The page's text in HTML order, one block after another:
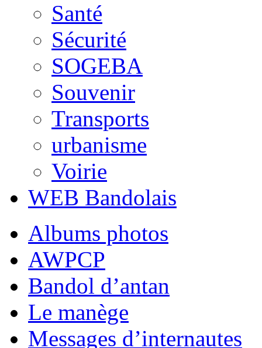
Santé
Sécurité
SOGEBA
Souvenir
Transports
urbanisme
Voirie
WEB Bandolais
Albums photos
AWPCP
Bandol d’antan
Le manège
Messages d’internautes